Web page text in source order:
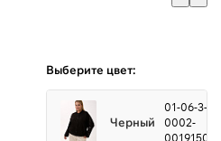
Выберите цвет:
Черный
01-06-3-
0002-
0019150